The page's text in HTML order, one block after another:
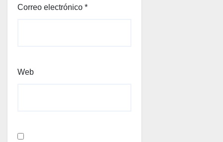
Correo electrónico *
Web